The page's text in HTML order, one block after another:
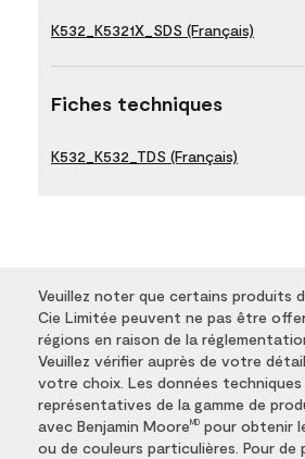
K532_K5321X_SDS (Français)
Fiches techniques
K532_K532_TDS (Français)
Veuillez noter que certains produits
Cie Limitée peuvent ne pas être
régions en raison de la
Veuillez vérifier auprès de votre
votre choix. Les données
représentatives de la gamme de
avec Benjamin Moore MD pour obtenir
ou de couleurs particulières. Pour de